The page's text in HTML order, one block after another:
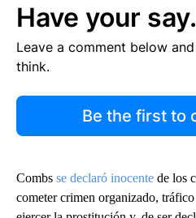
Have your say.
Leave a comment below
think.
Be the first to
Combs se declaró inocente de los
cometer crimen organizado,